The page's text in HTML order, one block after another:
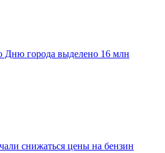
Дню города выделено 16 млн
снижаться цены на бензин